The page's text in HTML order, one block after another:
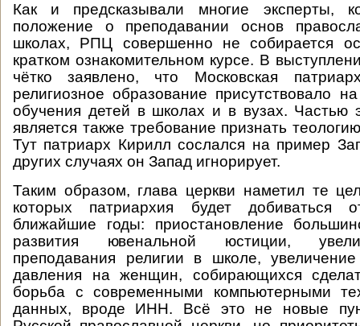
Как и предсказывали многие эксперты,
положение о преподавании основ
школах, РПЦ совершенно не собирается
кратком ознакомительном курсе. В
чётко заявлено, что Московская
религиозное образование присутствовало
обучения детей в школах и в вузах. Частью
является также требование признать
Тут патриарх Кирилл сослался на пример
других случаях он Запад игнорирует.
Таким образом, глава церкви наметил те
которых патриархия будет добиваться
ближайшие годы: приостановление
развития ювенальной юстиции,
преподавания религии в школе, увеличение
давления на женщин, собирающихся
борьба с современными компьютерными
данных, вроде ИНН. Всё это не новые